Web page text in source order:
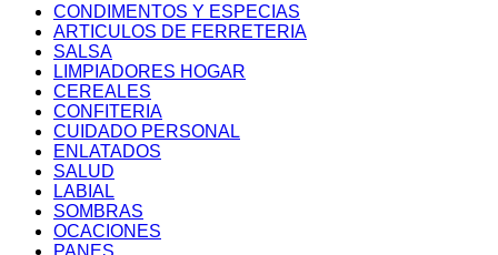
CONDIMENTOS Y ESPECIAS
ARTICULOS DE FERRETERIA
SALSA
LIMPIADORES HOGAR
CEREALES
CONFITERIA
CUIDADO PERSONAL
ENLATADOS
SALUD
LABIAL
SOMBRAS
OCACIONES
PANES